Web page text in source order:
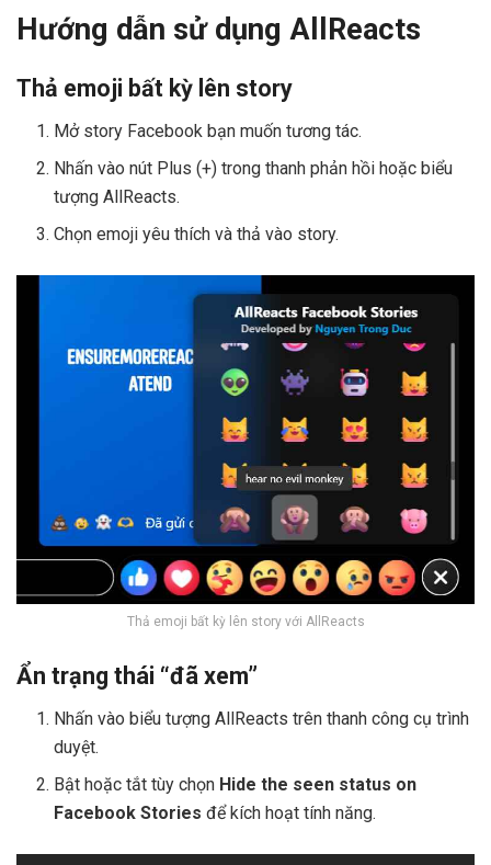
Hướng dẫn sử dụng AllReacts
Thả emoji bất kỳ lên story
Mở story Facebook bạn muốn tương tác.
Nhấn vào nút Plus (+) trong thanh phản hồi hoặc biểu
tượng AllReacts.
Chọn emoji yêu thích và thả vào story.
Thả emoji bất kỳ lên story với AllReacts
Ẩn trạng thái “đã xem”
Nhấn vào biểu tượng AllReacts trên thanh công cụ trình
duyệt.
Bật hoặc tắt tùy chọn Hide the seen status on
Facebook Stories để kích hoạt tính năng.